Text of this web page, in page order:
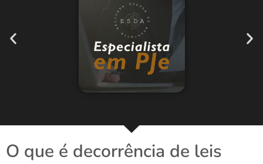
O que é decorrência de leis